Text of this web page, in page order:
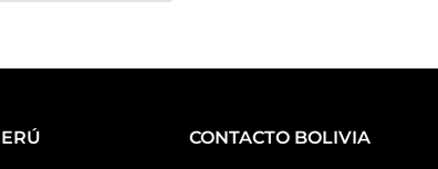
CONTACTO BOLIVIA